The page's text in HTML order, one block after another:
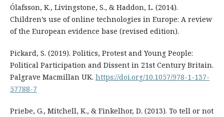
Ólafsson, K., Livingstone, S., & Haddon, L. (2014).
Children’s use of online technologies in Europe: A review
of the European evidence base (revised edition).
Pickard, S. (2019). Politics, Protest and Young People:
Political Participation and Dissent in 21st Century Britain.
Palgrave Macmillan UK. https://doi.org/10.1057/978-1-137-
57788-7
Priebe, G., Mitchell, K., & Finkelhor, D. (2013). To tell or not